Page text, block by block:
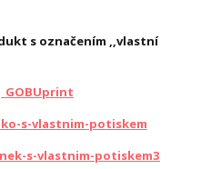
s označením ,,vlastní
GOBUprint
s-vlastnim-potiskem
s-vlastnim-potiskem3